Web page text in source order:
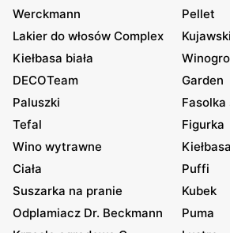
Werckmann
Pellet
Lakier do włosów Complex
Kujawski
Kiełbasa biała
DECOTeam
Garden
Paluszki
Fasolka
Tefal
Figurka
Wino wytrawne
Ciała
Puffi
Suszarka na pranie
Kubek
Odplamiacz Dr. Beckmann
Puma